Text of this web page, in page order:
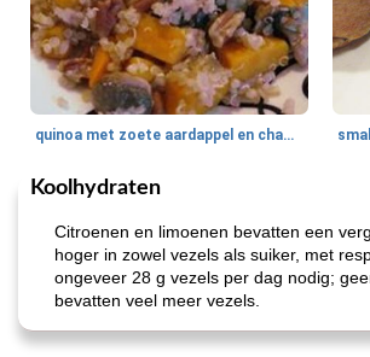
quinoa met zoete aardappel en champignons
Koolhydraten
Citroenen en limoenen bevatten een
hoger in zowel vezels als suiker, met
ongeveer 28 g vezels per dag nodig;
bevatten veel meer vezels.